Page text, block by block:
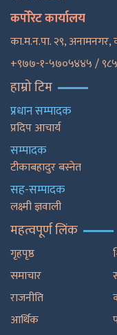
कर्पोरेट कार्यालय
का.म.न.पा. २९, अनामनगर,
+९७७-१-५७०५४४५ /
हाम्रो टिम
प्रधान सम्पादक
प्रदिप आचार्य
सम्पादक
टीकाबहादुर बस्नेत
सह-सम्पादक
लक्ष्मी ज्ञवाली
महत्वपूर्ण लिंक
गृहपृष्ठ
समाचार
राजनीति
आर्थिक